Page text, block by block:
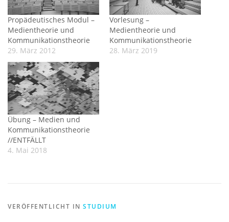
Propädeutisches Modul –
Medientheorie und
Kommunikationstheorie
29. März 2012
Vorlesung –
Medientheorie und
Kommunikationstheorie
28. März 2019
Übung – Medien und
Kommunikationstheorie
//ENTFÄLLT
4. Mai 2018
VERÖFFENTLICHT IN STUDIUM